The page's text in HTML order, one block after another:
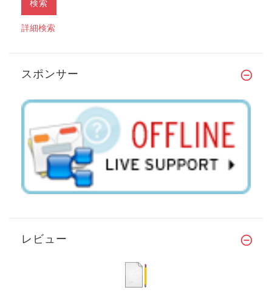
詳細検索
スポンサー
レビュー